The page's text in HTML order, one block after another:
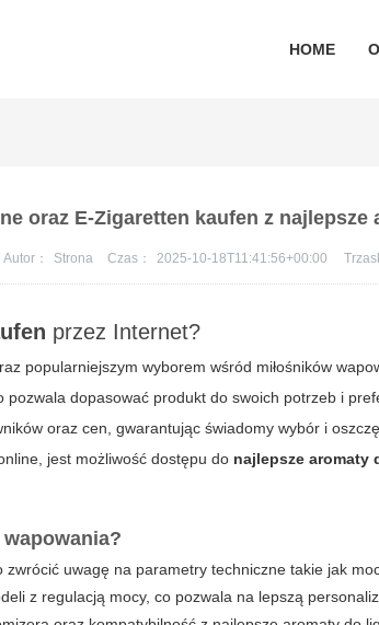
HOME
oraz E-Zigaretten kaufen z
Autor： Strona Czas： 2025-10-18T11:41:56+00:00
przez Internet?
popularniejszym wyborem wśród miłośników
dopasować produkt do swoich potrzeb i
oraz cen, gwarantując świadomy wybór i
jest możliwość dostępu do najlepsze aromaty
zwrócić uwagę na parametry techniczne takie jak
z regulacją mocy, co pozwala na lepszą